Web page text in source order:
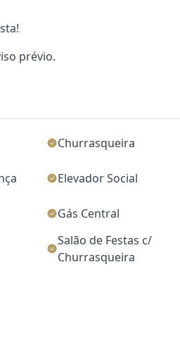
Churrasqueira
Elevador Social
Gás Central
Salão de Festas c/
Churrasqueira
prévio.